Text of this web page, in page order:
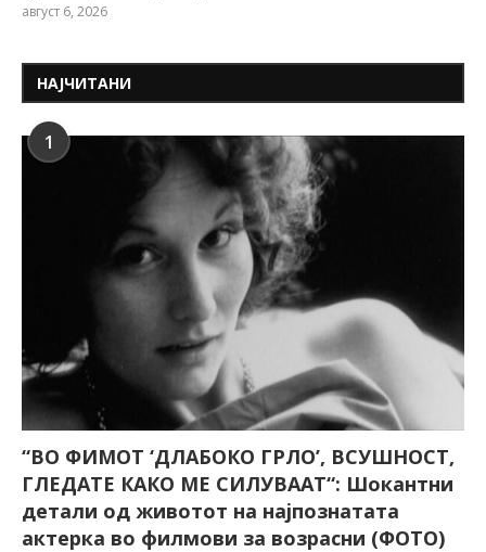
август 6, 2026
НАЈЧИТАНИ
1
“ВО ФИМОТ ‘ДЛАБОКО ГРЛО’, ВСУШНОСТ,
ГЛЕДАТЕ КАКО МЕ СИЛУВААТ“: Шокантни
детали од животот на најпознатата
актерка во филмови за возрасни (ФОТО)